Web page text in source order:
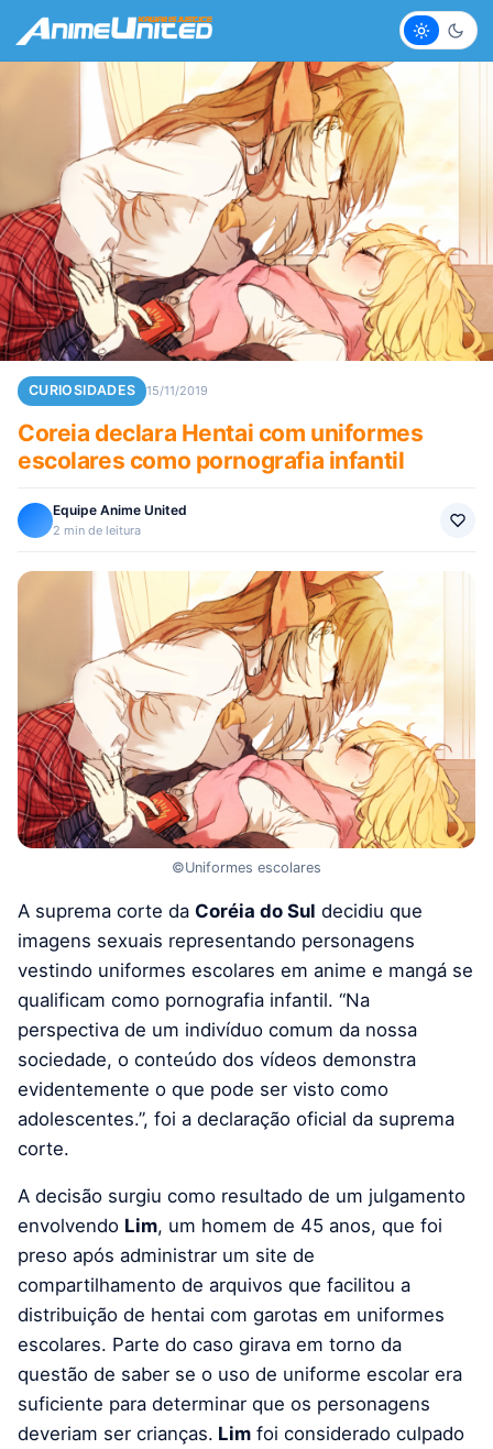
Claro
CURIOSIDADES 15/11/2019
Coreia declara Hentai com uniformes
escolares como pornografia infantil
Equipe Anime United
2 min de leitura
©Uniformes escolares
A suprema corte da Coréia do Sul decidiu que
imagens sexuais representando personagens
vestindo uniformes escolares em anime e mangá se
qualificam como pornografia infantil. “Na
perspectiva de um indivíduo comum da nossa
sociedade, o conteúdo dos vídeos demonstra
evidentemente o que pode ser visto como
adolescentes.”, foi a declaração oficial da suprema
corte.
A decisão surgiu como resultado de um julgamento
envolvendo Lim, um homem de 45 anos, que foi
preso após administrar um site de
compartilhamento de arquivos que facilitou a
distribuição de hentai com garotas em uniformes
escolares. Parte do caso girava em torno da
questão de saber se o uso de uniforme escolar era
suficiente para determinar que os personagens
deveriam ser crianças. Lim foi considerado culpado